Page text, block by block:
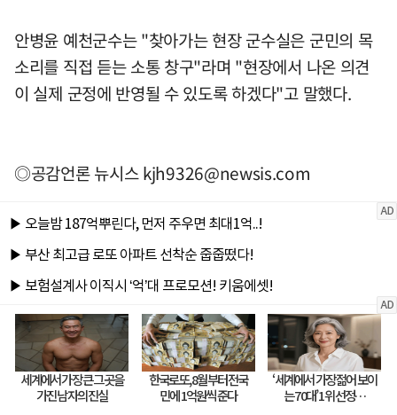
안병윤 예천군수는 "찾아가는 현장 군수실은 군민의 목
소리를 직접 듣는 소통 창구"라며 "현장에서 나온 의견
이 실제 군정에 반영될 수 있도록 하겠다"고 말했다.
◎공감언론 뉴시스kjh9326@newsis.com